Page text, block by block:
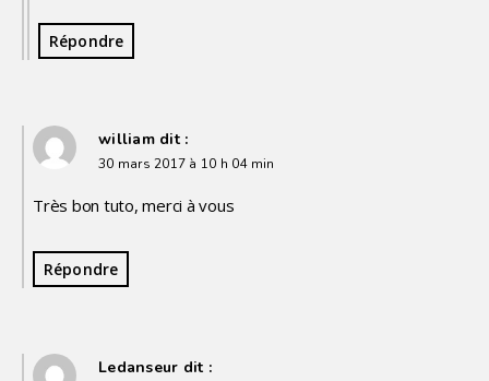
Répondre
william dit :
30 mars 2017 à 10 h 04 min
Très bon tuto, merci à vous
Répondre
Ledanseur dit :